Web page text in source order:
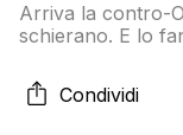
Arriva la contro-
schierano. E lo
negato di sapere
scopre che è
Condividi